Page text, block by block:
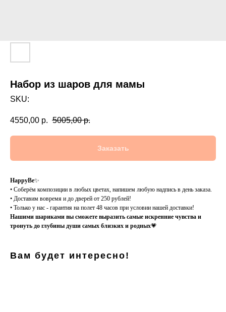
Набор из шаров для мамы
SKU:
4550,00 р. 5005,00 р.
Заказать
HappyBe✨
• Соберём композиции в любых цветах, напишем любую надпись в день заказа.
• Доставим вовремя и до дверей от 250 рублей!
• Только у нас - гарантия на полет 48 часов при условии нашей доставки!
Нашими шариками вы сможете выразить самые искренние чувства и
тронуть до глубины души самых близких и родных💗
Вам будет интересно!